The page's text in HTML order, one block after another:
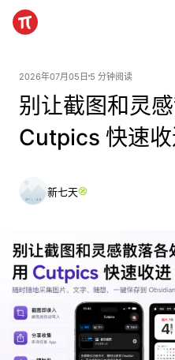
2026年07月05日 5 分钟阅读
别让截图和灵
Cutpics 快速
新七天